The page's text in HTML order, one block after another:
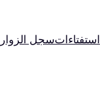
استفتاءاتسجل الزوار